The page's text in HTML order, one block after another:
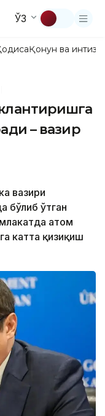
ЎЗ
Қонун ва
– вазир
вазири
бўлиб ўтган
атом
катта қизиқиш